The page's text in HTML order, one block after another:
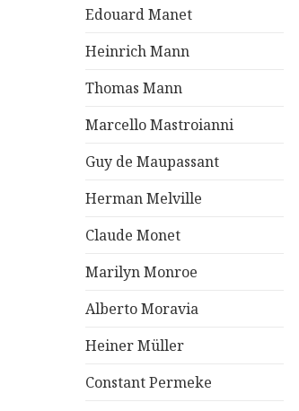
Edouard Manet
Heinrich Mann
Thomas Mann
Marcello Mastroianni
Guy de Maupassant
Herman Melville
Claude Monet
Marilyn Monroe
Alberto Moravia
Heiner Müller
Constant Permeke